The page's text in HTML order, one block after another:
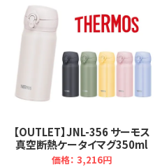
【OUTLET】JNL-356 サーモス
真空断熱ケータイマグ350ml
価格： 3,216円